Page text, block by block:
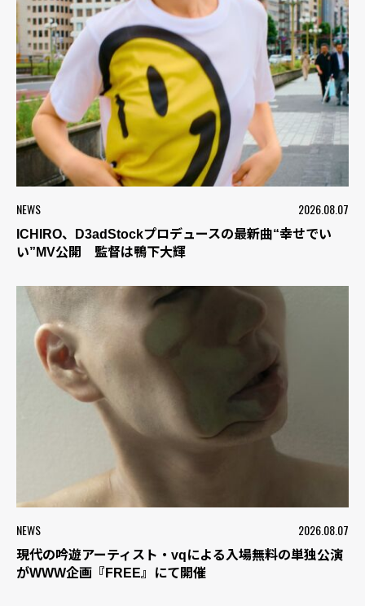
NEWS 2026.08.07
ICHIRO、D3adStockプロデュースの最新曲“幸せでい
い”MV公開 監督は鴨下大輝
NEWS 2026.08.07
現代の吟遊アーティスト・vqによる入場無料の単独公演
がWWW企画『FREE』にて開催